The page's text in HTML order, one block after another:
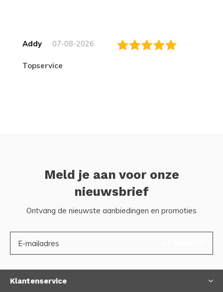
Addy 07-08-2026
topservice
Meld je aan voor onze
nieuwsbrief
Ontvang de nieuwste aanbiedingen en promoties
Klantenservice